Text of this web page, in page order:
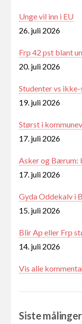
Unge vil inn i EU
26. juli 2026
Frp 42 pst blant
20. juli 2026
Studenter vs
19. juli 2026
Størst i
17. juli 2026
Asker og Bærum:
17. juli 2026
Gyda Oddekalv i
15. juli 2026
Blir Ap eller Frp
14. juli 2026
Vis alle
Siste målinger